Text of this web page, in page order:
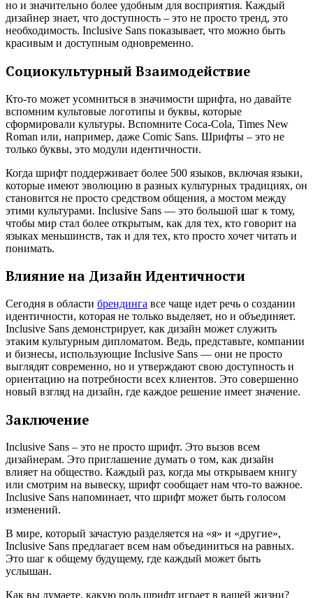
но и значительно более удобным для восприятия. Каждый
дизайнер знает, что доступность – это не просто тренд, это
необходимость. Inclusive Sans показывает, что можно быть
красивым и доступным одновременно.
Социокультурный Взаимодействие
Кто-то может усомниться в значимости шрифта, но давайте
вспомним культовые логотипы и буквы, которые
сформировали культуры. Вспомните Coca-Cola, Times New
Roman или, например, даже Comic Sans. Шрифты – это не
только буквы, это модули идентичности.
Когда шрифт поддерживает более 500 языков, включая языки,
которые имеют эволюцию в разных культурных традициях, он
становится не просто средством общения, а мостом между
этими культурами. Inclusive Sans — это большой шаг к тому,
чтобы мир стал более открытым, как для тех, кто говорит на
языках меньшинств, так и для тех, кто просто хочет читать и
понимать.
Влияние на Дизайн Идентичности
Сегодня в области брендинга все чаще идет речь о создании
идентичности, которая не только выделяет, но и объединяет.
Inclusive Sans демонстрирует, как дизайн может служить
этаким культурным дипломатом. Ведь, представьте, компании
и бизнесы, использующие Inclusive Sans — они не просто
выглядят современно, но и утверждают свою доступность и
ориентацию на потребности всех клиентов. Это совершенно
новый взгляд на дизайн, где каждое решение имеет значение.
Заключение
Inclusive Sans – это не просто шрифт. Это вызов всем
дизайнерам. Это приглашение думать о том, как дизайн
влияет на общество. Каждый раз, когда мы открываем книгу
или смотрим на вывеску, шрифт сообщает нам что-то важное.
Inclusive Sans напоминает, что шрифт может быть голосом
изменений.
В мире, который зачастую разделяется на «я» и «другие»,
Inclusive Sans предлагает всем нам объединиться на равных.
Это шаг к общему будущему, где каждый может быть
услышан.
Как вы думаете, какую роль шрифт играет в вашей жизни?